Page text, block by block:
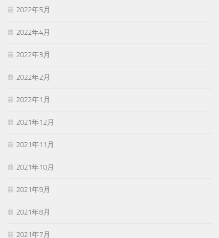
2022年5月
2022年4月
2022年3月
2022年2月
2022年1月
2021年12月
2021年11月
2021年10月
2021年9月
2021年8月
2021年7月